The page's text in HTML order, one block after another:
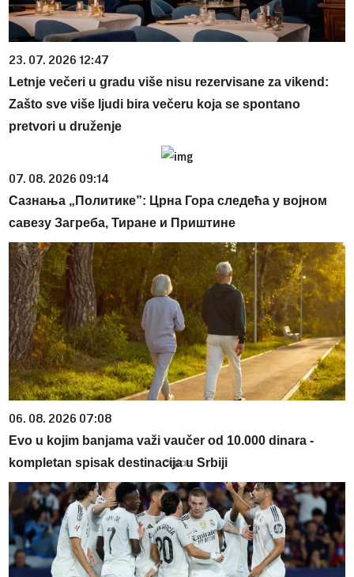
23. 07. 2026 12:47
Letnje večeri u gradu više nisu rezervisane za vikend:
Zašto sve više ljudi bira večeru koja se spontano
pretvori u druženje
07. 08. 2026 09:14
Сазнања „Политике”: Црна Гора следећа у војном
савезу Загреба, Тиране и Приштине
06. 08. 2026 07:08
Evo u kojim banjama važi vaučer od 10.000 dinara -
kompletan spisak destinacija u Srbiji